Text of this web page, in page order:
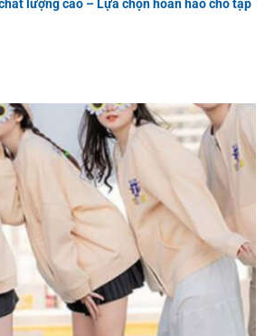
lượng cao – Lựa chọn hoàn hảo cho tập